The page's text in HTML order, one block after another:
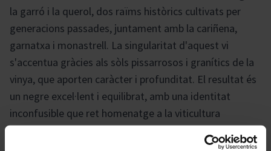
la garró i la querol, dos raïms històrics cultivats per
generacions passades, juntament amb la cariñena,
garnatxa i monastrell. La singularitat d'aquest vi
s'accentua gràcies als sòls pissarrosos i granítics de la
vinya, que aporten caràcter i profunditat. El resultat és
un negre excel·lent i equilibrat, amb una identitat
inconfusible que ret homenatge a la viticultura
tradicional, autèntica i sàvia de la regió.